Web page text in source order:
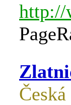
http://